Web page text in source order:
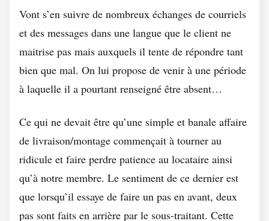
Vont s’en suivre de nombreux échanges de courriels
et des messages dans une langue que le client ne
maitrise pas mais auxquels il tente de répondre tant
bien que mal. On lui propose de venir à une période
à laquelle il a pourtant renseigné être absent…
Ce qui ne devait être qu’une simple et banale affaire
de livraison/montage commençait à tourner au
ridicule et faire perdre patience au locataire ainsi
qu’à notre membre. Le sentiment de ce dernier est
que lorsqu’il essaye de faire un pas en avant, deux
pas sont faits en arrière par le sous-traitant. Cette